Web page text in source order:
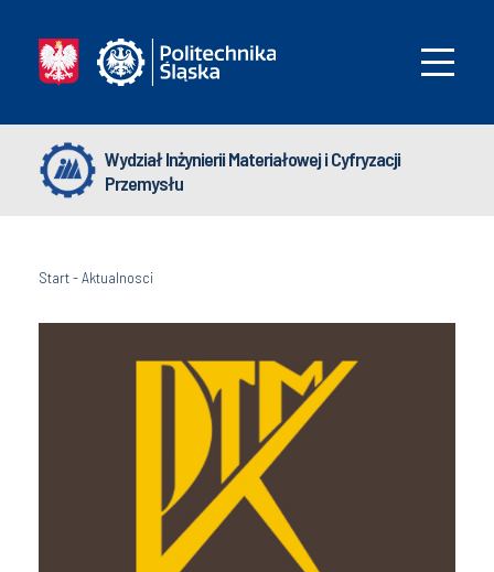
Wydział Inżynierii Materiałowej i Cyfryzacji
Przemysłu
Start-Aktualnosci